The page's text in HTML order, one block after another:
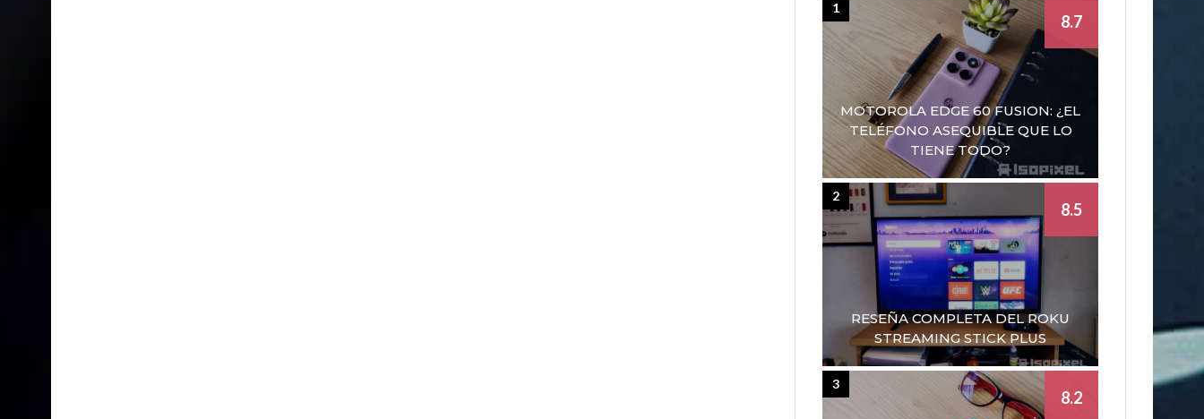
MOTOROLA EDGE 60 FUSION: ¿EL
TELÉFONO ASEQUIBLE QUE LO
TIENE TODO?
8.7
1
RESEÑA COMPLETA DEL ROKU
STREAMING STICK PLUS
8.5
2
8.2
3